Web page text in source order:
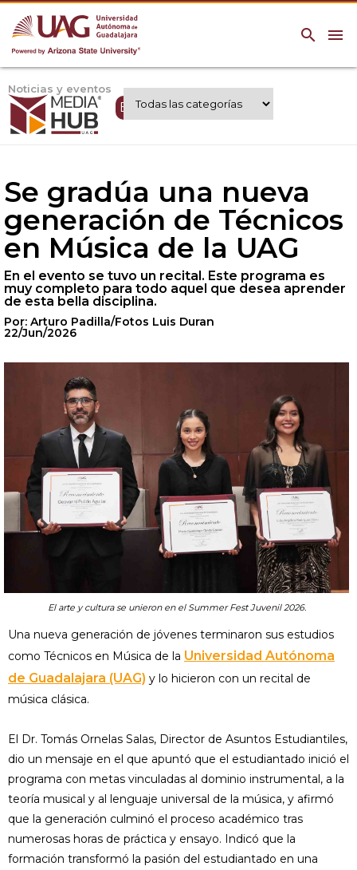
menu
search
Noticias y eventos
Expertos UAG
Se gradúa una nueva
generación de Técnicos
en Música de la UAG
En el evento se tuvo un recital. Este programa es
muy completo para todo aquel que desea aprender
de esta bella disciplina.
Por: Arturo Padilla/Fotos Luis Duran
22/Jun/2026
El arte y cultura se unieron en el Summer Fest Juvenil 2026.
Una nueva generación de jóvenes terminaron sus estudios
como Técnicos en Música de la Universidad Autónoma
de Guadalajara (UAG) y lo hicieron con un recital de
música clásica.
El Dr. Tomás Ornelas Salas, Director de Asuntos Estudiantiles,
dio un mensaje en el que apuntó que el estudiantado inició el
programa con metas vinculadas al dominio instrumental, a la
teoría musical y al lenguaje universal de la música, y afirmó
que la generación culminó el proceso académico tras
numerosas horas de práctica y ensayo. Indicó que la
formación transformó la pasión del estudiantado en una